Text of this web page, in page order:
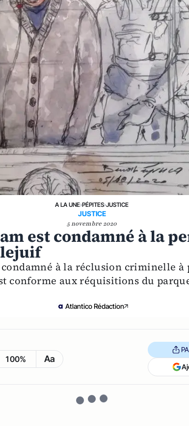
A LA UNE›PÉPITES›JUSTICE
JUSTICE
5 novembre 2020
est condamné à la
condamné à la réclusion criminelle
conforme aux réquisitions du
Atlantico Rédaction
100% Aa